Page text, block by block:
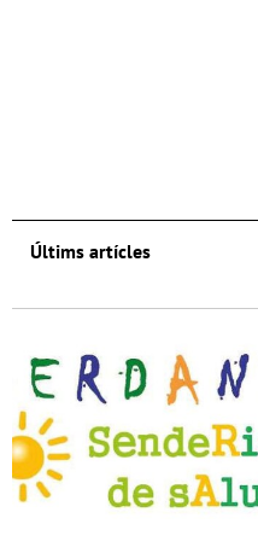
Últims artícles